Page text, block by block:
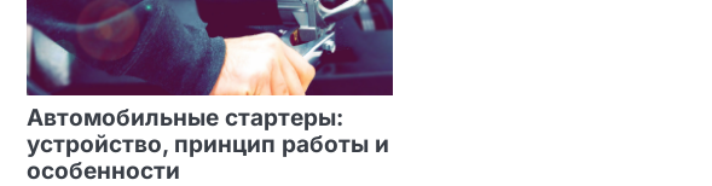
Автомобильные стартеры:
устройство, принцип работы и
особенности